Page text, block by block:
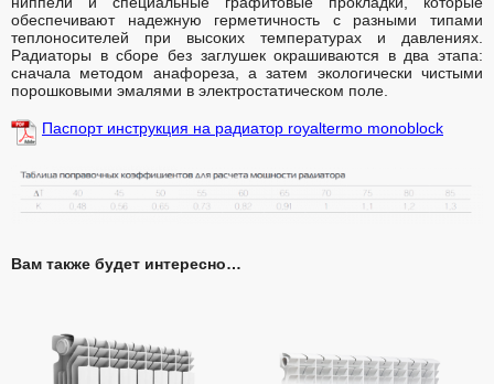
обеспечивают надежную герметичность с разными типами
теплоносителей при высоких температурах и давлениях.
Радиаторы в сборе без заглушек окрашиваются в два этапа:
сначала методом анафореза, а затем экологически чистыми
порошковыми эмалями в электростатическом поле.
Паспорт инструкция на радиатор royaltermo monoblock
Вам также будет интересно…